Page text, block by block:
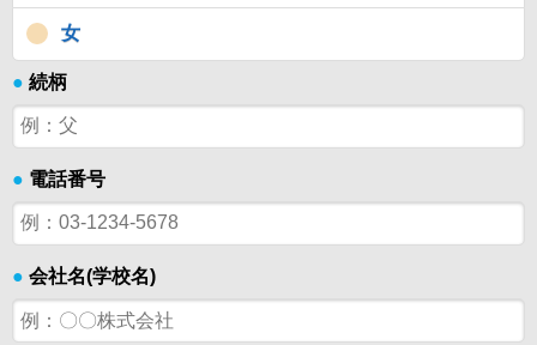
女
● 続柄
● 電話番号
● 会社名(学校名)